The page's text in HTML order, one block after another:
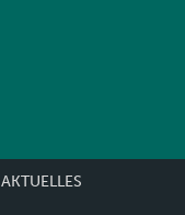
AKTUELLES